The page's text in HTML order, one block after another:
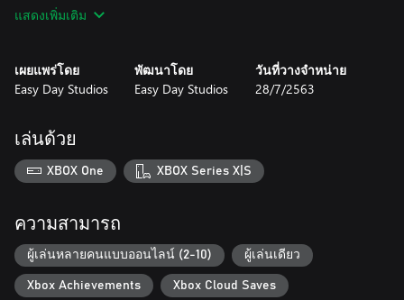
the thumbsticks. Each thumbstick is connected to the
instrument, the player has complete freedom, whether it be
pushing to nail a line or skating free from.
Real Life Iconic Locations - Skater XL levels are all inspired real-
world skate areas and designed to ensure a constant flow of
skate lines. From the DTLA Map with skateboarding landmarks
around the Staples Center and LA Convention Center, to Easy
Wallenberg Big 4 and the ‘Leap of Faith’, to the humongous ‘Big
Play As Real-Life Skate Pros - Select from renowned pros Tiago
Lemos, Brandon Westgate, Evan Smith, and Tom Asta, all with
แสดงเพิ่มเติม
เผยแพร่โดย
Easy Day Studios
พัฒนาโดย
Easy Day Studios
วันที่วางจำหน่าย
28/7/2563
เล่นด้วย
XBOX One XBOX Series X|S
ความสามารถ
ผู้เล่นหลายคนแบบออนไลน์ (2-10) ผู้เล่นเดียว
Xbox Achievements Xbox Cloud Saves